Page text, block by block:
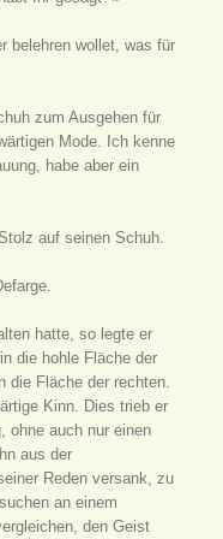
belehren wollet, was für
zum Ausgehen für
Mode. Ich kenne
habe aber ein
auf seinen Schuh.
hatte, so legte er
die hohle Fläche der
die Fläche der rechten.
Kinn. Dies trieb er
ohne auch nur einen
aus der
Reden versank, zu
an einem
den Geist